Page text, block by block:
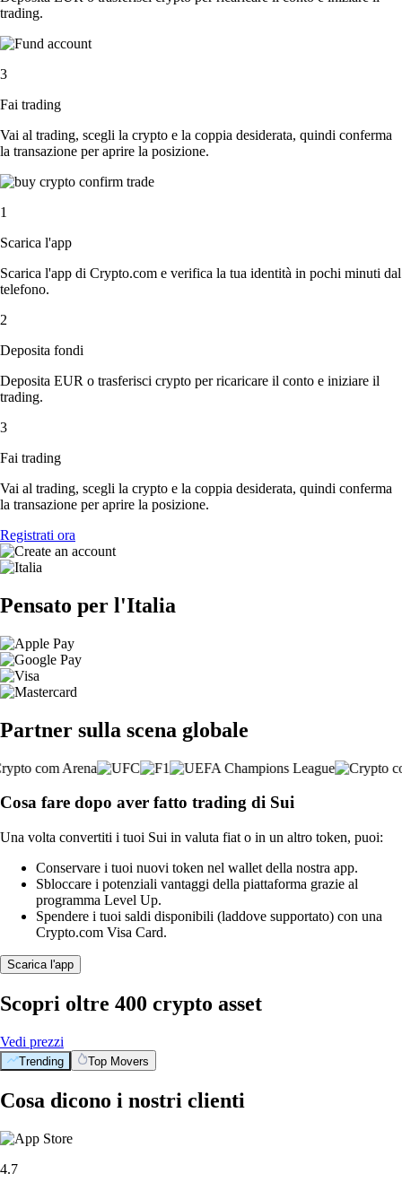
trading.
3
Fai trading
Vai al trading, scegli la crypto e la coppia desiderata, quindi conferma
la transazione per aprire la posizione.
1
Scarica l'app
Scarica l'app di Crypto.com e verifica la tua identità in pochi minuti dal
telefono.
2
Deposita fondi
Deposita EUR o trasferisci crypto per ricaricare il conto e iniziare il
trading.
3
Fai trading
Vai al trading, scegli la crypto e la coppia desiderata, quindi conferma
la transazione per aprire la posizione.
Registrati ora
Pensato per l'Italia
Partner sulla scena globale
Cosa fare dopo aver fatto trading di Sui
Una volta convertiti i tuoi Sui in valuta fiat o in un altro token, puoi:
Conservare i tuoi nuovi token nel wallet della nostra app.
Sbloccare i potenziali vantaggi della piattaforma grazie al
programma Level Up.
Spendere i tuoi saldi disponibili (laddove supportato) con una
Crypto.com Visa Card.
Scarica l'app
Scopri oltre 400 crypto asset
Vedi prezzi
Trending Top Movers
Cosa dicono i nostri clienti
4.7